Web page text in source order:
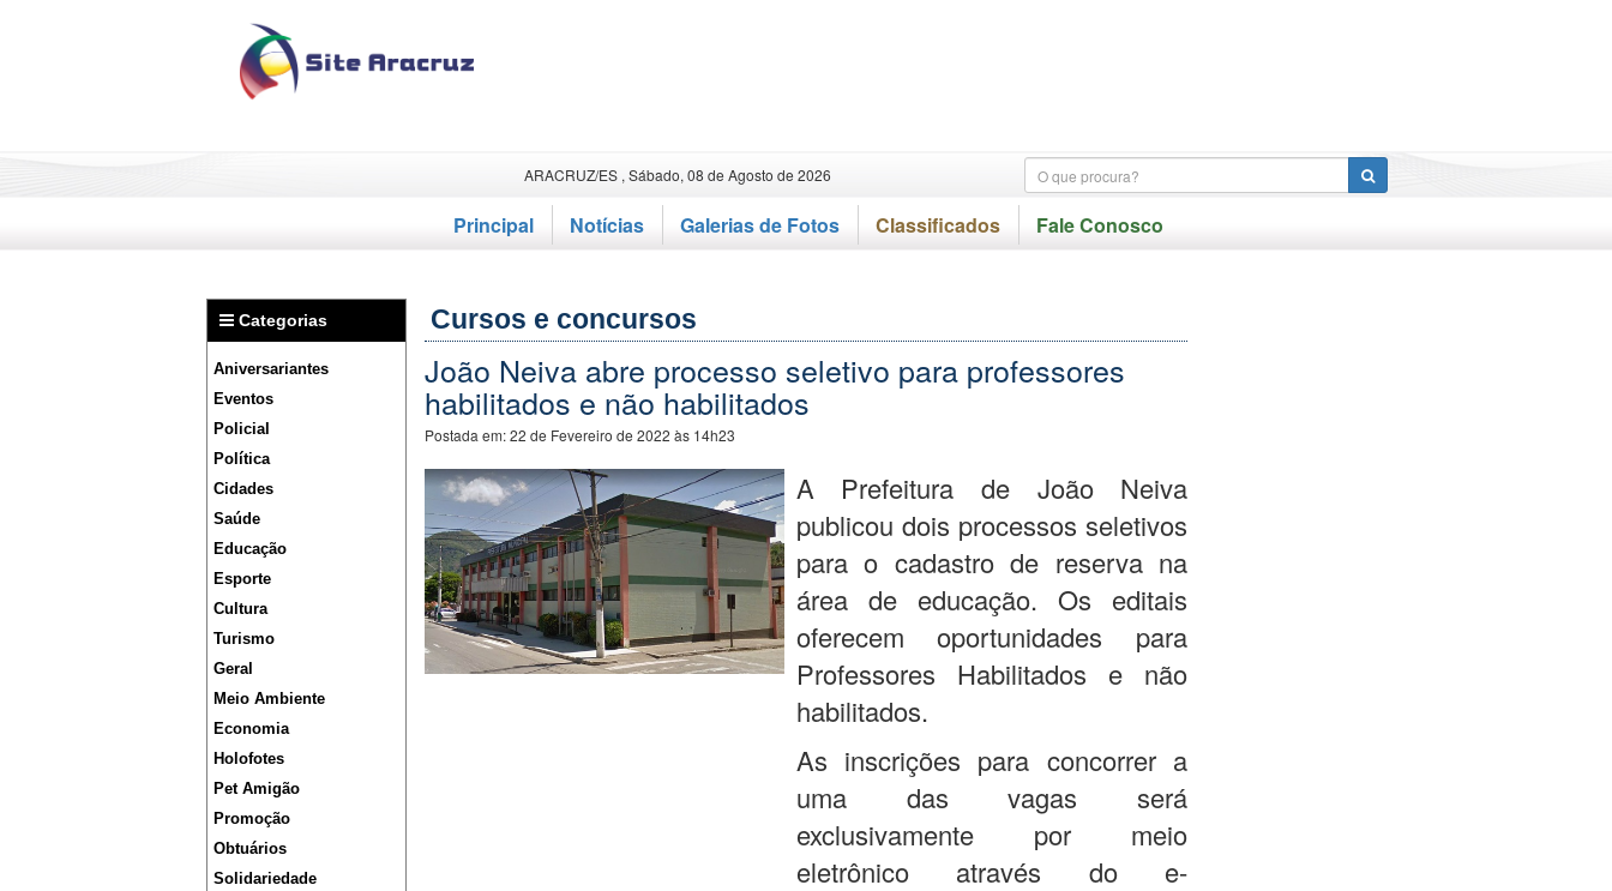
ARACRUZ/ES , Sábado, 08 de Agosto de 2026
Principal Notícias Galerias de Fotos Classificados Fale Conosco
Categorias
Aniversariantes
Eventos
Policial
Política
Cidades
Saúde
Educação
Esporte
Cultura
Turismo
Geral
Meio Ambiente
Economia
Holofotes
Pet Amigão
Promoção
Obtuários
Solidariedade
Cursos e concursos
João Neiva abre processo seletivo para professores
habilitados e não habilitados
Postada em:22 de Fevereiro de 2022 às 14h23
A Prefeitura de João Neiva
publicou dois processos seletivos
para o cadastro de reserva na
área de educação. Os editais
oferecem oportunidades para
Professores Habilitados e não
habilitados.
As inscrições para concorrer a
uma das vagas será
exclusivamente por meio
eletrônico através do e-